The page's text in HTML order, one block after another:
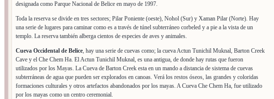
designada como Parque Nacional de Belice en mayo de 1997.
Toda la reserva se divide en tres sectores; Pilar Poniente (oeste), Nohol (Sur) y Xaman Pilar (Norte). Hay
una serie de lugares para caminar como es a través de túnel subterráneo corbeled y a pie a la vista de un
templo. La reserva también alberga cientos de especies de aves y animales.
Cueva Occidental de Belice, hay una serie de cuevas como; la cueva Actun Tunichil Muknal, Barton Creek
Cave y el Che Chem Ha. El Actun Tunichil Muknal, es una antigua, de donde hay rutas que fueron
utilizados por los Mayas. La Cueva de Barton Creek esta en un mando a distancia de sistema de cuevas
subterráneas de agua que pueden ser explorados en canoas. Verá los restos óseos, las grandes y coloridas
formaciones culturales y otros artefactos abandonados por los mayas. A Cueva Che Chem Ha, fue utilizado
por los mayas como un centro ceremonial.